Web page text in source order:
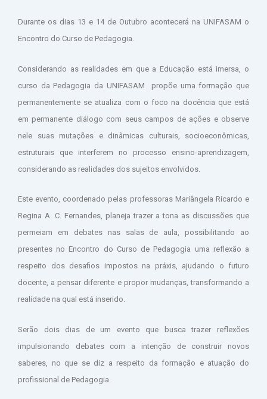
Durante os dias 13 e 14 de Outubro acontecerá na UNIFASAM o
Encontro do Curso de Pedagogia.
Considerando as realidades em que a Educação está imersa, o
curso da Pedagogia da UNIFASAM propõe uma formação que
permanentemente se atualiza com o foco na docência que está
em permanente diálogo com seus campos de ações e observe
nele suas mutações e dinâmicas culturais, socioeconômicas,
estruturais que interferem no processo ensino-aprendizagem,
considerando as realidades dos sujeitos envolvidos.
Este evento, coordenado pelas professoras Mariângela Ricardo e
Regina A. C. Fernandes, planeja trazer a tona as discussões que
permeiam em debates nas salas de aula, possibilitando ao
presentes no Encontro do Curso de Pedagogia uma reflexão a
respeito dos desafios impostos na práxis, ajudando o futuro
docente, a pensar diferente e propor mudanças, transformando a
realidade na qual está inserido.
Serão dois dias de um evento que busca trazer reflexões
impulsionando debates com a intenção de construir novos
saberes, no que se diz a respeito da formação e atuação do
profissional de Pedagogia.